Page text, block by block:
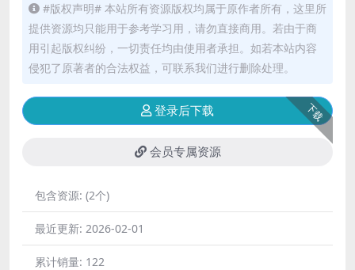
#版权声明# 本站所有资源版权均属于原作者所有，这里所
提供资源均只能用于参考学习用，请勿直接商用。若由于商
用引起版权纠纷，一切责任均由使用者承担。如若本站内容
侵犯了原著者的合法权益，可联系我们进行删除处理。
下载
登录后下载
会员专属资源
包含资源: (2个)
最近更新: 2026-02-01
累计销量: 122